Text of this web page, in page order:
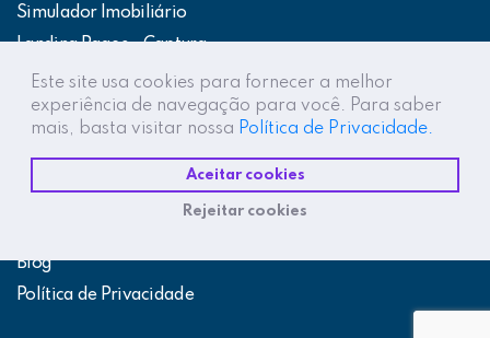
Este site usa cookies para fornecer a melhor
experiência de navegação para você. Para saber
mais, basta visitar nossa Política de Privacidade.
Aceitar cookies
Rejeitar cookies
Simulador Imobiliário
Landing Pages – Captura
Web App – Portal do Cliente
Intranets / Extranets
Integração Construtor de Vendas
Destaques
Blog
Política de Privacidade